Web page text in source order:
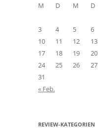
M
D M D
3
4 5 6
10
11 12 13
17
18 19 20
24
25 26 27
31
« Feb.
REVIEW-KATEGORIEN